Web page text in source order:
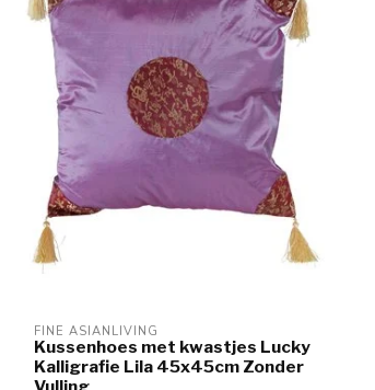
FINE ASIANLIVING
Kussenhoes met kwastjes Lucky
Kalligrafie Lila 45x45cm Zonder